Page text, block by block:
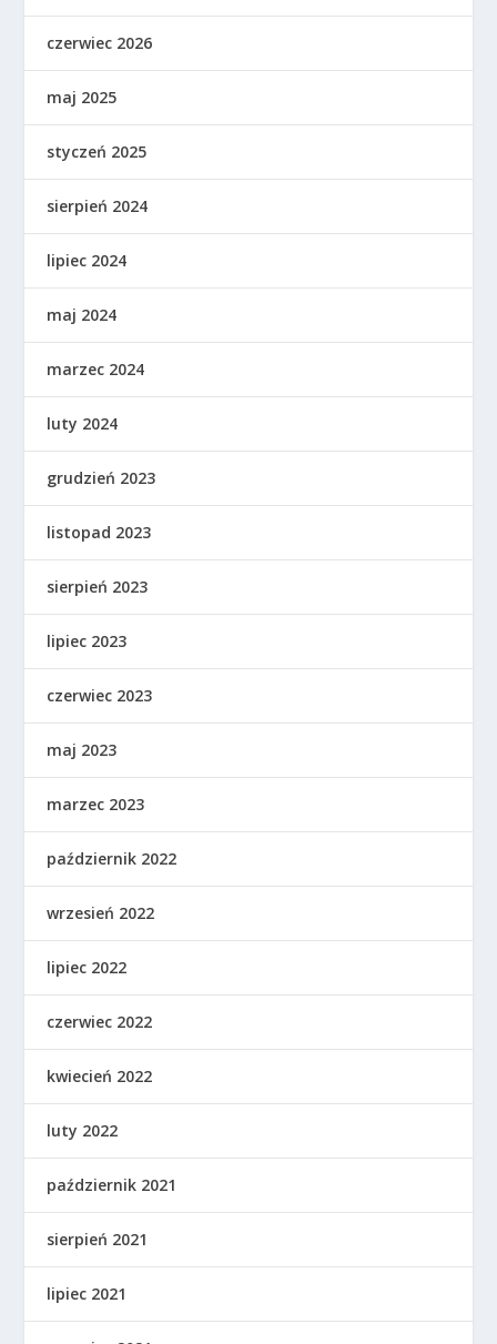
czerwiec 2026
maj 2025
styczeń 2025
sierpień 2024
lipiec 2024
maj 2024
marzec 2024
luty 2024
grudzień 2023
listopad 2023
sierpień 2023
lipiec 2023
czerwiec 2023
maj 2023
marzec 2023
październik 2022
wrzesień 2022
lipiec 2022
czerwiec 2022
kwiecień 2022
luty 2022
październik 2021
sierpień 2021
lipiec 2021